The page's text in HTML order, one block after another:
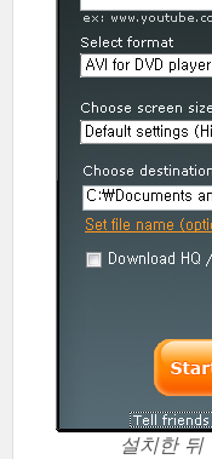
설치한